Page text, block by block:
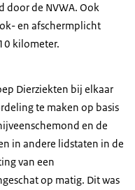
door de NVWA. Ook
en afschermplicht
kilometer.
Dierziekten bij elkaar
te maken op basis
en de
in andere lidstaten in de
van een
op matig. Dit was